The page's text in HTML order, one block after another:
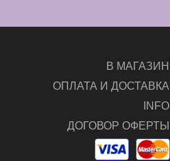
В МАГАЗИН
ОПЛАТА И ДОСТАВКА
INFO
ДОГОВОР ОФЕРТЫ